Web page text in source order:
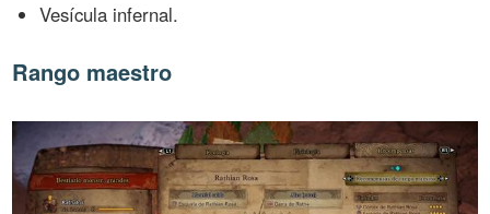
Vesícula infernal.
Rango maestro